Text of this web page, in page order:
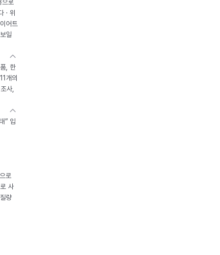
로
· 위
어트
일
, 한
개의
사,
” 입
로
사
량